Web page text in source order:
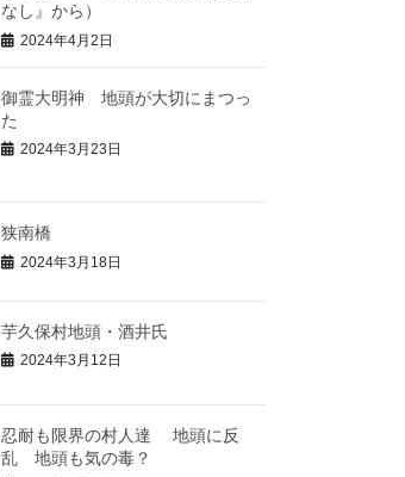
なし』から）
2024年4月2日
御霊大明神 地頭が大切にまつっ
た
2024年3月23日
狭南橋
2024年3月18日
芋久保村地頭・酒井氏
2024年3月12日
忍耐も限界の村人達 地頭に反
乱 地頭も気の毒？